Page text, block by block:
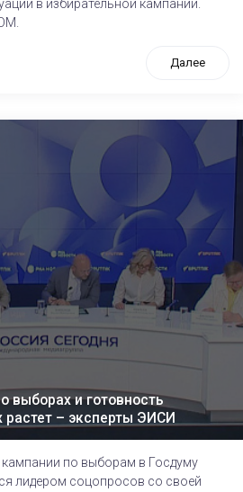
в избирательной кампании.
Далее
выборах и готовность
растет – эксперты ЭИСИ
кампании по выборам в Госдуму
лидером соцопросов со своей